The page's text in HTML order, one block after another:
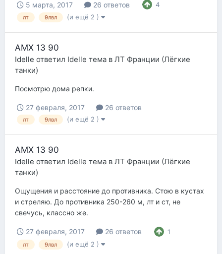
5 марта, 2017 26 ответов 4
лт 9лвл (и ещё 2 )
AMX 13 90
Idelle ответил Idelle тема в ЛТ Франции (Лёгкие
танки)
Посмотрю дома репки.
27 февраля, 2017 26 ответов
лт 9лвл (и ещё 2 )
AMX 13 90
Idelle ответил Idelle тема в ЛТ Франции (Лёгкие
танки)
Ощущения и расстояние до противника. Стою в кустах
и стреляю. До противника 250-260 м, лт и ст, не
свечусь, классно же.
27 февраля, 2017 26 ответов 1
лт 9лвл (и ещё 2 )